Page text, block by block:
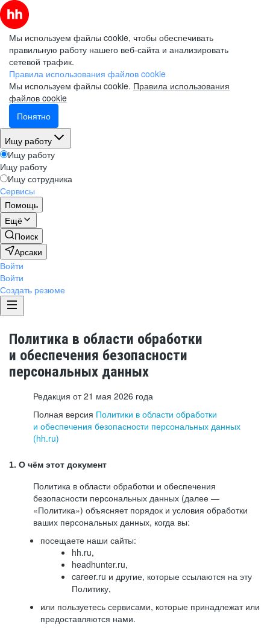
Мы используем файлы cookie, чтобы обеспечивать
правильную работу нашего веб-сайта и анализировать
сетевой трафик.
Правила использования файлов cookie
Мы используем файлы cookie. Правила использования
файлов cookie
Понятно
Ищу работу
Ищу работу
Ищу работу
Ищу сотрудника
Сервисы
Помощь
Ещё
Поиск
Арсаки
Войти
Войти
Создать резюме
Политика в области обработки
и обеспечения безопасности
персональных данных
Редакция от 21 мая 2026 года
Полная версия Политики в области обработки
и обеспечения безопасности персональных данных
(hh.ru)
1. О чём этот документ
Политика в области обработки и обеспечения
безопасности персональных данных (далее —
«Политика») объясняет порядок и условия обработки
ваших персональных данных, когда вы:
посещаете наши сайты:
hh.ru,
headhunter.ru,
career.ru и другие, которые ссылаются на эту
Политику,
или пользуетесь сервисами, которые принадлежат или
предоставляются нами.